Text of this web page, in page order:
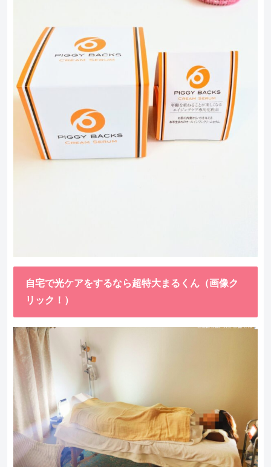
自宅で光ケアをするなら超特大まるくん（画像ク
リック！）